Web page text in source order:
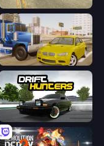
Derby Crash 3
Crazy Car Stunts
Drift Hunters